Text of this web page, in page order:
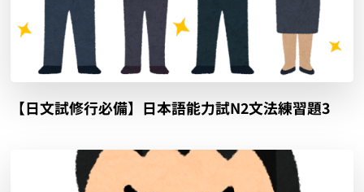
【日文試修行必備】日本語能力試N2文法練習題3